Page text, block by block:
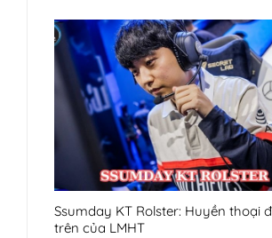
Ssumday KT Rolster: Huyền thoại
trên của LMHT